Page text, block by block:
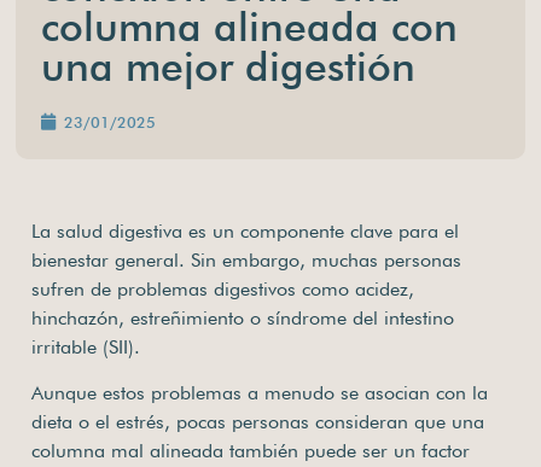
columna alineada con
una mejor digestión
23/01/2025
La salud digestiva es un componente clave para el
bienestar general. Sin embargo, muchas personas
sufren de problemas digestivos como acidez,
hinchazón, estreñimiento o síndrome del intestino
irritable (SII).
Aunque estos problemas a menudo se asocian con la
dieta o el estrés, pocas personas consideran que una
columna mal alineada también puede ser un factor